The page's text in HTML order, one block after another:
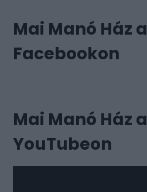
Mai Manó Ház a
Facebookon
Mai Manó Ház a
YouTubeon